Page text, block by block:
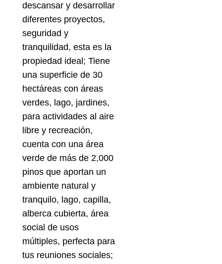
descansar y desarrollar
diferentes proyectos,
seguridad y
tranquilidad, esta es la
propiedad ideal; Tiene
una superficie de 30
hectáreas con áreas
verdes, lago, jardines,
para actividades al aire
libre y recreación,
cuenta con una área
verde de más de 2,000
pinos que aportan un
ambiente natural y
tranquilo, lago, capilla,
alberca cubierta, área
social de usos
múltiples, perfecta para
tus reuniones sociales;